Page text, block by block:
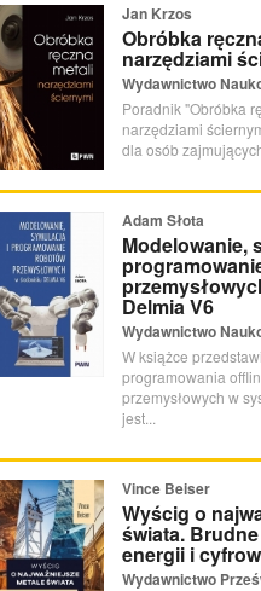
Jan Krzos
Obróbka
narzędziami
Wydawnictwo
Poradnik "Obróbka
narzędziami
dla osób
Adam Słota
Modelowanie,
Delmia V6
Wydawnictwo
W książce
programowania
przemysłowych w
jest...
Vince Beiser
Wyścig o
świata.
energii i
Wydawnictwo